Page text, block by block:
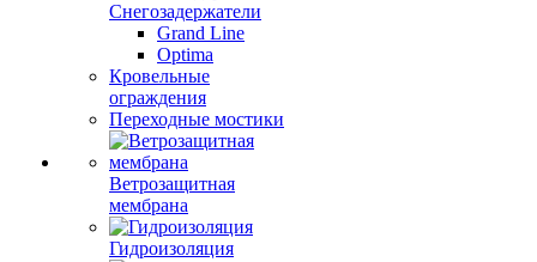
Снегозадержатели
Grand Line
Optima
Кровельные
ограждения
Переходные мостики
Ветрозащитная
мембрана
Гидроизоляция